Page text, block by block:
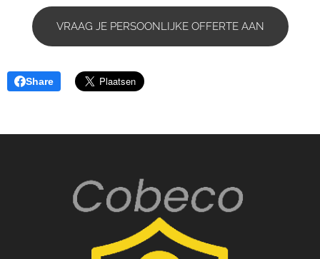
VRAAG JE PERSOONLIJKE OFFERTE AAN
Share